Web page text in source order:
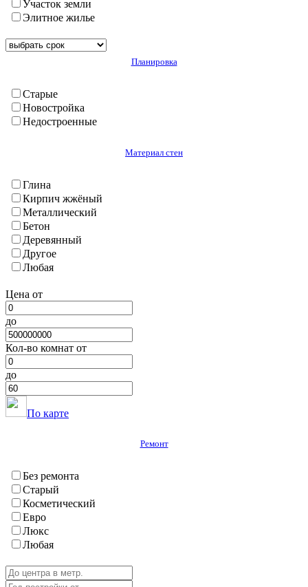
Худжанд
Чкаловск
Шахристан
Хатлон
Бохтар (Кургантюбе)
Васе
Вахш
Куляб(г.)
Кумсангир
Кушониён (Бохтар)
Муминабад
Н. Хусрав
Нурек
Сарбанд
Фархар
Хавалинг
Хамадони
Хурасан
Шаартуз
Шураабад
Яван
ГБАО
Вяндж
Дарваз
Рушан
Хорог
Шугнан
Участок земли
Элитное жилье
Планировка
Старые
Новостройка
Недостроенные
Материал стен
Глина
Кирпич жжёный
Металлический
Бетон
Деревянный
Другое
Любая
Цена от
до
Кол-во комнат от
до
По карте
Ремонт
Без ремонта
Старый
Косметический
Евро
Люкс
Любая